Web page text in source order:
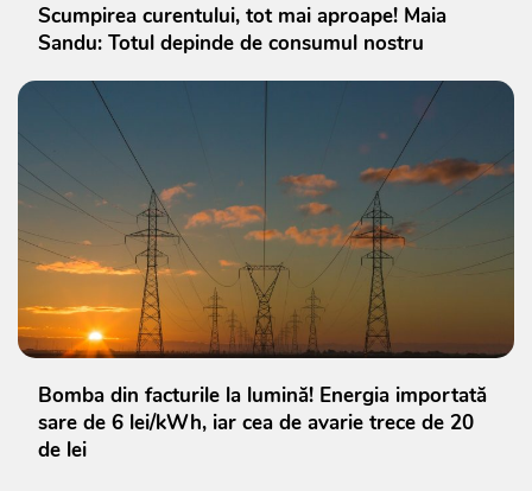
Scumpirea curentului, tot mai aproape! Maia
Sandu: Totul depinde de consumul nostru
Bomba din facturile la lumină! Energia importată
sare de 6 lei/kWh, iar cea de avarie trece de 20
de lei